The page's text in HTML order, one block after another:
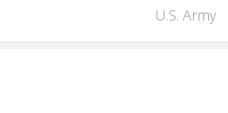
U.S. Army